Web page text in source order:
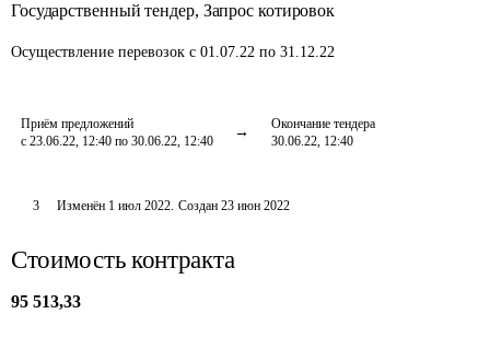
Государственный тендер, Запрос котировок
Осуществление перевозок с 01.07.22 по 31.12.22
Приём предложений
с 23.06.22, 12:40 по 30.06.22, 12:40
Окончание тендера
30.06.22, 12:40
3 Изменён 1 июл 2022. Создан 23 июн 2022
Стоимость контракта
95 513,33